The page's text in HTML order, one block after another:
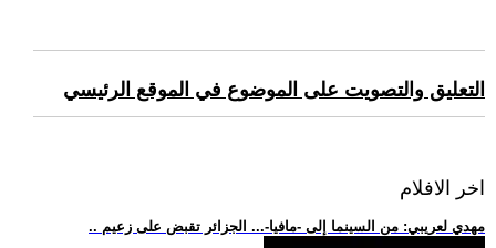
التعليق والتصويت على الموضوع في الموقع الرئيسي
اخر الافلام
.. مهدي لعريبي: من السينما إلى -مافيا-... الجزائر تقبض على زعيم